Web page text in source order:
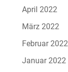
April 2022
März 2022
Februar 2022
Januar 2022